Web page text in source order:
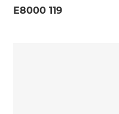
E8000 119